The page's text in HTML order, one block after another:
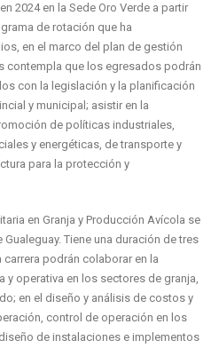
2024 en la Sede Oro Verde a partir
de rotación que ha
en el marco del plan de gestión
contempla que los egresados podrán
con la legislación y la planificación
y municipal; asistir en la
de políticas industriales,
y energéticas, de transporte y
para la protección y
en Granja y Producción Avícola se
Tiene una duración de tres
podrán colaborar en la
operativa en los sectores de granja,
en el diseño y análisis de costos y
control de operación en los
de instalaciones e implementos